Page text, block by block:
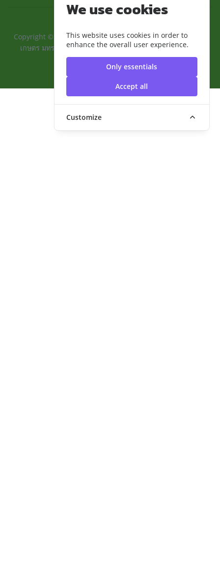
We use cookies
This website uses cookies in order to
enhance the overall user experience.
Only essentials
Accept all
Customize
Copyright ©2024 ::คณะเทคโนโลยีการเกษตรและอุตสาหกรรม
เกษตร มทร.สุวรรณภูมิ:: | มหาวิทยาลัยเทคโนโลยีราชมงคล
สุวรรณภูมิ